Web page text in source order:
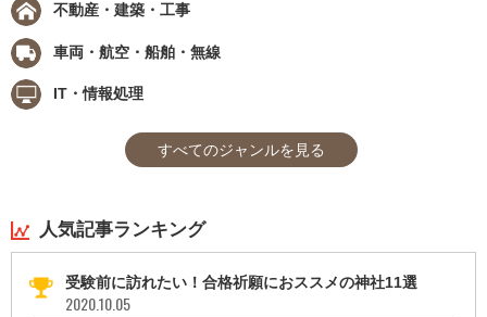
不動産・建築・工事
車両・航空・船舶・無線
IT・情報処理
すべてのジャンルを見る
人気記事ランキング
受験前に訪れたい！合格祈願におススメの神社11選
2020.10.05